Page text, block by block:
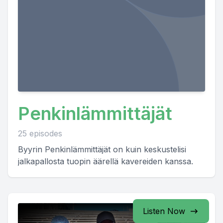
Penkinlämmittäjät
25 episodes
Byyrin Penkinlämmittäjät on kuin keskustelisi
jalkapallosta tuopin äärellä kavereiden kanssa.
Listen Now